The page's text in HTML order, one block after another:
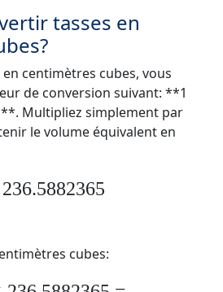
tasses en
centimètres cubes, vous
de conversion suivant: **1
Multipliez simplement par
le volume équivalent en
cubes: